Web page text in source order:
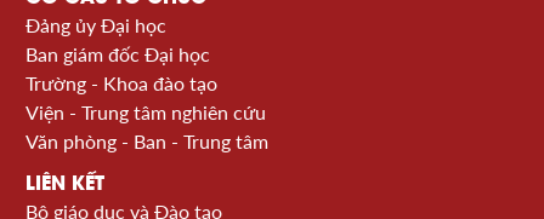
Đảng ủy Đại học
Ban giám đốc Đại học
Trường - Khoa đào tạo
Viện - Trung tâm nghiên cứu
Văn phòng - Ban - Trung tâm
LIÊN KẾT
Bộ giáo dục và Đào tạo